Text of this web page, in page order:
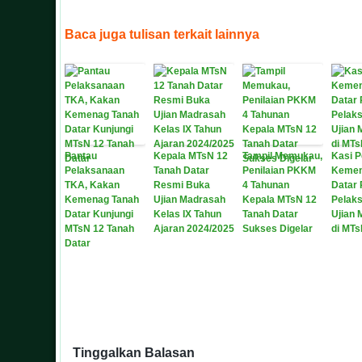
Baca juga tulisan terkait lainnya
Pantau
Pelaksanaan
TKA, Kakan
Kemenag Tanah
Datar Kunjungi
MTsN 12 Tanah
Datar
Kepala MTsN 12
Tanah Datar
Resmi Buka
Ujian Madrasah
Kelas IX Tahun
Ajaran 2024/2025
Tampil Memukau,
Penilaian PKKM
4 Tahunan
Kepala MTsN 12
Tanah Datar
Sukses Digelar
Kasi
Datar
Ujian
di
Tinggalkan Balasan